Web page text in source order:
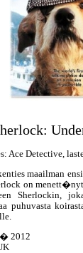
Detective,
maailman
on
Sherlockin,
puhuvasta
2012